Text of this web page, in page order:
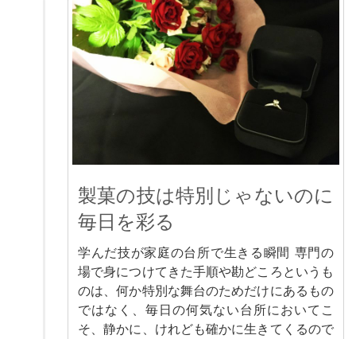
製菓の技は特別じゃないのに
毎日を彩る
学んだ技が家庭の台所で生きる瞬間 専門の
場で身につけてきた手順や勘どころというも
のは、何か特別な舞台のためだけにあるもの
ではなく、毎日の何気ない台所においてこ
そ、静かに、けれども確かに生きてくるので